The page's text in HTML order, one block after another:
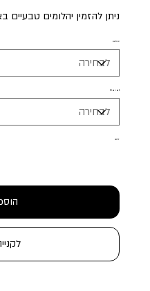
ניתן להזמין יהלומים
יהלום
Carat
זהב